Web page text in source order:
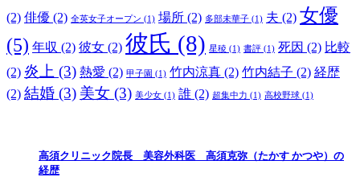
(2) 俳優 (2) 全英女子オープン (1) 場所 (2) 多部未華子 (1) 夫 (2) 女優
(5) 年収 (2) 彼女 (2) 彼氏 (8) 星稜 (1) 書評 (1) 死因 (2) 比較
(2) 炎上 (3) 熱愛 (2) 甲子園 (1) 竹内涼真 (2) 竹内結子 (2) 経歴
(2) 結婚 (3) 美女 (3) 美少女 (1) 誰 (2) 超集中力 (1) 高校野球 (1)
高須クリニック院長 美容外科医 高須克弥（たかす かつや）の
経歴